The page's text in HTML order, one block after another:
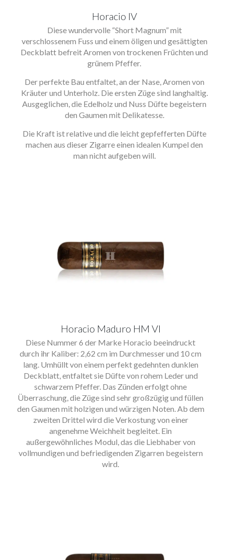
Horacio IV
Diese wundervolle “Short Magnum” mit
verschlossenem Fuss und einem öligen und gesättigten
Deckblatt befreit Aromen von trockenen Früchten und
grünem Pfeffer.
Der perfekte Bau entfaltet, an der Nase, Aromen von
Kräuter und Unterholz. Die ersten Züge sind langhaltig.
Ausgeglichen, die Edelholz und Nuss Düfte begeistern
den Gaumen mit Delikatesse.
Die Kraft ist relative und die leicht gepfefferten Düfte
machen aus dieser Zigarre einen idealen Kumpel den
man nicht aufgeben will.
Horacio Maduro HM VI
Diese Nummer 6 der Marke Horacio beeindruckt
durch ihr Kaliber: 2,62 cm im Durchmesser und 10 cm
lang. Umhüllt von einem perfekt gedehnten dunklen
Deckblatt, entfaltet sie Düfte von rohem Leder und
schwarzem Pfeffer. Das Zünden erfolgt ohne
Überraschung, die Züge sind sehr großzügig und füllen
den Gaumen mit holzigen und würzigen Noten. Ab dem
zweiten Drittel wird die Verkostung von einer
angenehme Weichheit begleitet. Ein
außergewöhnliches Modul, das die Liebhaber von
vollmundigen und befriedigenden Zigarren begeistern
wird.